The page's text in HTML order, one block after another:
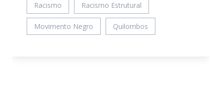
Racismo Racismo Estrutural
Movimento Negro Quilombos